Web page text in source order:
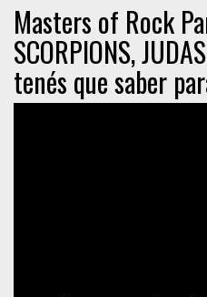
Masters of Rock
SCORPIONS,
tenés que saber